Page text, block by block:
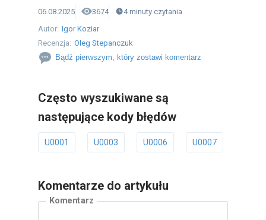
06.08.2025 3674 4 minuty czytania
Autor: Igor Koziar
Recenzja: Oleg Stepanczuk
Bądź pierwszym, który zostawi komentarz
Często wyszukiwane są
następujące kody błędów
U0001 U0003 U0006 U0007
Komentarze do artykułu
Komentarz